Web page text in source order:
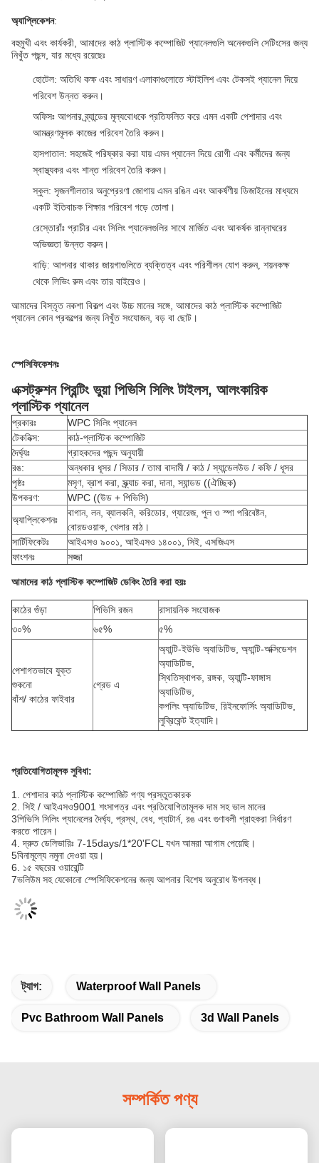
অ্যাপ্লিকেশন:
বহুমুখী এবং কার্যকরী, আমাদের কাঠ প্লাস্টিক কম্পোজিট প্যানেলগুলি অনেকগুলি সেটিংসের জন্য
নিখুঁত পছন্দ, যার মধ্যে রয়েছেঃ
হোটেল: অতিথি কক্ষ এবং সাধারণ এলাকাগুলোতে স্টাইলিশ এবং টেকসই প্যানেল দিয়ে
পরিবেশ উন্নত করুন।
অফিসঃ আপনার ব্র্যান্ডের মূল্যবোধকে প্রতিফলিত করে এমন একটি পেশাদার এবং
আমন্ত্রণমূলক কাজের পরিবেশ তৈরি করুন।
হাসপাতাল: সহজেই পরিষ্কার করা যায় এমন প্যানেল দিয়ে রোগী এবং কর্মীদের জন্য
স্বাস্থ্যকর এবং শান্ত পরিবেশ তৈরি করুন।
স্কুল: সৃজনশীলতার অনুপ্রেরণা জোগায় এমন রঙিন এবং আকর্ষণীয় ডিজাইনের মাধ্যমে
একটি ইতিবাচক শিক্ষার পরিবেশ গড়ে তোলা।
রেস্তোরাঁঃ প্রাচীর এবং সিলিং প্যানেলগুলির সাথে মার্জিত এবং আকর্ষক রান্নাঘরের
অভিজ্ঞতা উন্নত করুন।
বাড়ি: আপনার থাকার জায়গাগুলিতে ব্যক্তিত্ব এবং পরিশীলন যোগ করুন, শয়নকক্ষ
থেকে লিভিং রুম এবং তার বাইরেও।
আমাদের বিস্তৃত নকশা বিকল্প এবং উচ্চ মানের সঙ্গে, আমাদের কাঠ প্লাস্টিক কম্পোজিট
প্যানেল কোন প্রকল্পের জন্য নিখুঁত সংযোজন, বড় বা ছোট।
স্পেসিফিকেশনঃ
এক্সট্রুশন প্রিন্টিং ভুয়া পিভিসি সিলিং টাইলস, আলংকারিক
প্লাস্টিক প্যানেল
প্রকারঃ
WPC সিলিং প্যানেল
টেকনিক্স:
কাঠ-প্লাস্টিক কম্পোজিট
দৈর্ঘ্যঃ
গ্রাহকদের পছন্দ অনুযায়ী
রঙ:
অন্ধকার ধূসর / সিডার / তামা বাদামী / কাঠ / স্যান্ডেলউড / কফি / ধূসর
পৃষ্ঠঃ
মসৃণ, ব্রাশ করা, স্ক্র্যাচ করা, দানা, স্যান্ডড ((ঐচ্ছিক)
উপকরণ:
WPC ((উড + পিভিসি)
অ্যাপ্লিকেশনঃ
বাগান, লন, ব্যালকনি, করিডোর, গ্যারেজ, পুল ও স্পা পরিবেষ্টন,
বোরডওয়াক, খেলার মাঠ।
সার্টিফিকেটঃ
আইএসও ৯০০১, আইএসও ১৪০০১, সিই, এসজিএস
ফাংশনঃ
সজ্জা
আমাদের কাঠ প্লাস্টিক কম্পোজিট ডেকিং তৈরি করা হয়ঃ
কাঠের গুঁড়া পিভিসি রজন
রাসায়নিক সংযোজক
৩০%
৬৫% ৫%
পেশাগতভাবে যুক্ত
শুকনো
বাঁশ/ কাঠের ফাইবার
গ্রেড এ
অ্যান্টি-ইউভি অ্যাডিটিভ, অ্যান্টি-অক্সিডেশন
অ্যাডিটিভ,
স্থিতিস্থাপক, রঙ্গক, অ্যান্টি-ফাঙ্গাস
অ্যাডিটিভ,
কপলিং অ্যাডিটিভ, রিইনফোর্সিং অ্যাডিটিভ,
লুব্রিকেন্ট ইত্যাদি।
প্রতিযোগিতামূলক সুবিধা:
1. পেশাদার কাঠ প্লাস্টিক কম্পোজিট পণ্য প্রস্তুতকারক
2. সিই / আইএসও9001 শংসাপত্র এবং প্রতিযোগিতামূলক দাম সহ ভাল মানের
3পিভিসি সিলিং প্যানেলের দৈর্ঘ্য, প্রস্থ, বেধ, প্যাটার্ন, রঙ এবং গুণাবলী গ্রাহকরা নির্ধারণ
করতে পারেন।
4. দ্রুত ডেলিভারিঃ 7-15days/1*20'FCL যখন আমরা আগাম পেয়েছি।
5বিনামূল্যে নমুনা দেওয়া হয়।
6. ১৫ বছরের ওয়ারেন্টি
7ভলিউম সহ যেকোনো স্পেসিফিকেশনের জন্য আপনার বিশেষ অনুরোধ উপলব্ধ।
ট্যাগ: Waterproof Wall Panels
Pvc Bathroom Wall Panels 3d Wall Panels
সম্পর্কিত পণ্য